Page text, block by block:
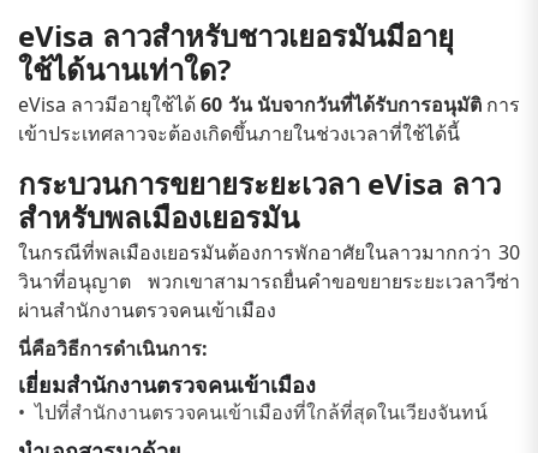
eVisa ลาวสำหรับชาวเยอรมันมีอายุ
ใช้ได้นานเท่าใด?
eVisa ลาวมีอายุใช้ได้60 วัน นับจากวันที่ได้รับการอนุมัติการ
เข้าประเทศลาวจะต้องเกิดขึ้นภายในช่วงเวลาที่ใช้ได้นี้
กระบวนการขยายระยะเวลา eVisa ลาว
สำหรับพลเมืองเยอรมัน
ในกรณีที่พลเมืองเยอรมันต้องการพักอาศัยในลาวมากกว่า 30
วินาที่อนุญาต พวกเขาสามารถยื่นคำขอขยายระยะเวลาวีซ่า
ผ่านสำนักงานตรวจคนเข้าเมือง
นี่คือวิธีการดำเนินการ:
เยี่ยมสำนักงานตรวจคนเข้าเมือง
ไปที่สำนักงานตรวจคนเข้าเมืองที่ใกล้ที่สุดในเวียงจันทน์